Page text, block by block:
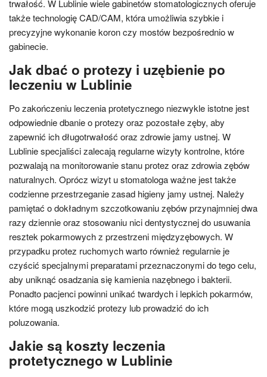
trwałość. W Lublinie wiele gabinetów stomatologicznych oferuje
także technologię CAD/CAM, która umożliwia szybkie i
precyzyjne wykonanie koron czy mostów bezpośrednio w
gabinecie.
Jak dbać o protezy i uzębienie po
leczeniu w Lublinie
Po zakończeniu leczenia protetycznego niezwykle istotne jest
odpowiednie dbanie o protezy oraz pozostałe zęby, aby
zapewnić ich długotrwałość oraz zdrowie jamy ustnej. W
Lublinie specjaliści zalecają regularne wizyty kontrolne, które
pozwalają na monitorowanie stanu protez oraz zdrowia zębów
naturalnych. Oprócz wizyt u stomatologa ważne jest także
codzienne przestrzeganie zasad higieny jamy ustnej. Należy
pamiętać o dokładnym szczotkowaniu zębów przynajmniej dwa
razy dziennie oraz stosowaniu nici dentystycznej do usuwania
resztek pokarmowych z przestrzeni międzyzębowych. W
przypadku protez ruchomych warto również regularnie je
czyścić specjalnymi preparatami przeznaczonymi do tego celu,
aby uniknąć osadzania się kamienia nazębnego i bakterii.
Ponadto pacjenci powinni unikać twardych i lepkich pokarmów,
które mogą uszkodzić protezy lub prowadzić do ich
poluzowania.
Jakie są koszty leczenia
protetycznego w Lublinie